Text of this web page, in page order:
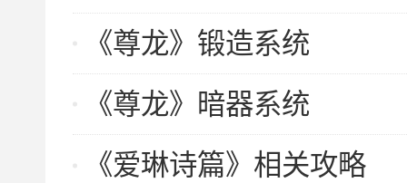
《尊龙》锻造系统
《尊龙》暗器系统
《爱琳诗篇》相关攻略